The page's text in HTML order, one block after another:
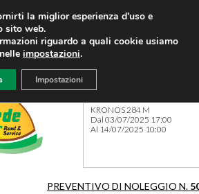
KRONOS 284 M
Dal 03/07/2025 17:00
Al 14/07/2025 10:00
PREVENTIVO DI NOLEGGIO N.
la miglior esperienza d'uso e
sito web.
riguardo a quali cookie usiamo
impostazioni.
Impostazioni